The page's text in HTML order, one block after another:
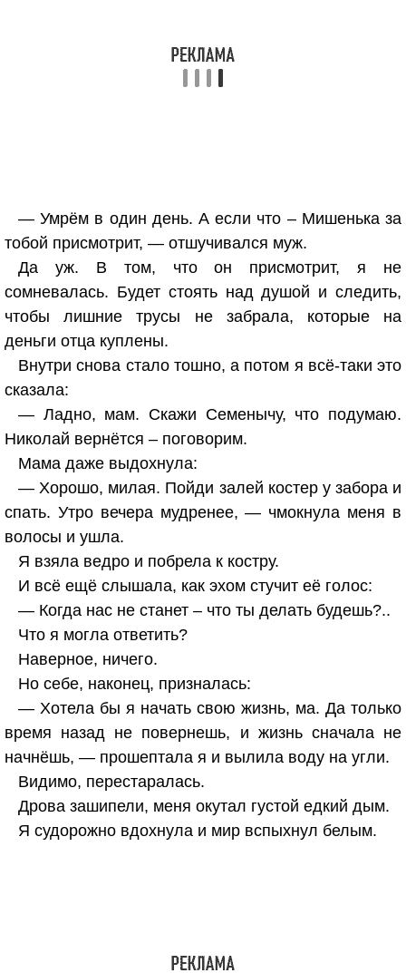
— Умрём в один день. А если что – Мишенька за
тобой присмотрит, — отшучивался муж.
Да уж. В том, что он присмотрит, я не
сомневалась. Будет стоять над душой и следить,
чтобы лишние трусы не забрала, которые на
деньги отца куплены.
Внутри снова стало тошно, а потом я всё-таки это
сказала:
— Ладно, мам. Скажи Семенычу, что подумаю.
Николай вернётся – поговорим.
Мама даже выдохнула:
— Хорошо, милая. Пойди залей костер у забора и
спать. Утро вечера мудренее, — чмокнула меня в
волосы и ушла.
Я взяла ведро и побрела к костру.
И всё ещё слышала, как эхом стучит её голос:
— Когда нас не станет – что ты делать будешь?..
Что я могла ответить?
Наверное, ничего.
Но себе, наконец, призналась:
— Хотела бы я начать свою жизнь, ма. Да только
время назад не повернешь, и жизнь сначала не
начнёшь, — прошептала я и вылила воду на угли.
Видимо, перестаралась.
Дрова зашипели, меня окутал густой едкий дым.
Я судорожно вдохнула и мир вспыхнул белым.